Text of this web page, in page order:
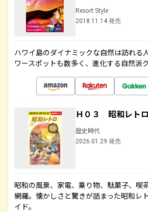
Resort Style
2018.11.14 発売
ハワイ島のダイナミックな自然は訪れる
ワースポットも数多く、進化する自然派
Ｈ０３ 昭和レトロ
歴史時代
2026.01.29 発売
昭和の風景、家電、乗り物、駄菓子、喫
網羅。懐かしさと驚きが詰まった昭和レ
イド。